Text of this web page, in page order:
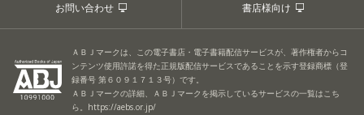
お問い合わせ 書店様向け
ＡＢＪマークは、この電子書店・電子書籍配信サービスが、著作権者からコ
ンテンツ使用許諾を得た正規版配信サービスであることを示す登録商標（登
録番号 第６０９１７１３号）です。
ＡＢＪマークの詳細、ＡＢＪマークを掲示しているサービスの一覧はこち
ら。 https://aebs.or.jp/